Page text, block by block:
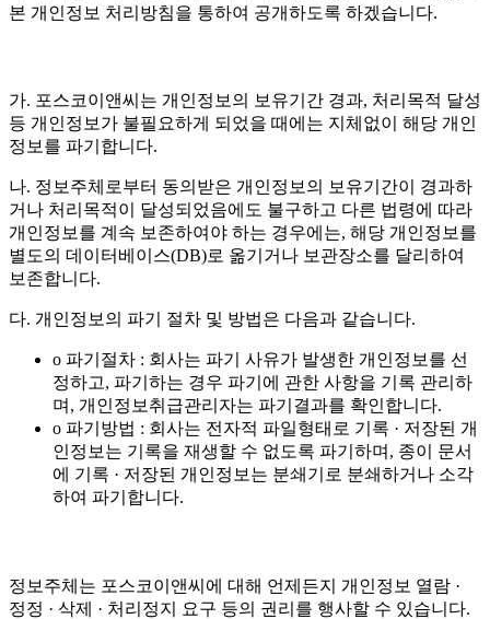
본 개인정보 처리방침을 통하여 공개하도록 하겠습니다.
가. 포스코이앤씨는 개인정보의 보유기간 경과, 처리목적 달성
등 개인정보가 불필요하게 되었을 때에는 지체없이 해당 개인
정보를 파기합니다.
나. 정보주체로부터 동의받은 개인정보의 보유기간이 경과하
거나 처리목적이 달성되었음에도 불구하고 다른 법령에 따라
개인정보를 계속 보존하여야 하는 경우에는, 해당 개인정보를
별도의 데이터베이스(DB)로 옮기거나 보관장소를 달리하여
보존합니다.
다. 개인정보의 파기 절차 및 방법은 다음과 같습니다.
o 파기절차 : 회사는 파기 사유가 발생한 개인정보를 선
정하고, 파기하는 경우 파기에 관한 사항을 기록 관리하
며, 개인정보취급관리자는 파기결과를 확인합니다.
o 파기방법 : 회사는 전자적 파일형태로 기록 · 저장된 개
인정보는 기록을 재생할 수 없도록 파기하며, 종이 문서
에 기록 · 저장된 개인정보는 분쇄기로 분쇄하거나 소각
하여 파기합니다.
정보주체는 포스코이앤씨에 대해 언제든지 개인정보 열람 ·
정정 · 삭제 · 처리정지 요구 등의 권리를 행사할 수 있습니다.